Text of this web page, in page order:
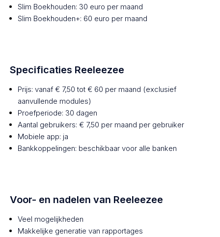
Slim Boekhouden: 30 euro per maand
Slim Boekhouden+: 60 euro per maand
Specificaties Reeleezee
Prijs: vanaf € 7,50 tot € 60 per maand (exclusief
aanvullende modules)
Proefperiode: 30 dagen
Aantal gebruikers: € 7,50 per maand per gebruiker
Mobiele app: ja
Bankkoppelingen: beschikbaar voor alle banken
Voor- en nadelen van Reeleezee
Veel mogelijkheden
Makkelijke generatie van rapportages